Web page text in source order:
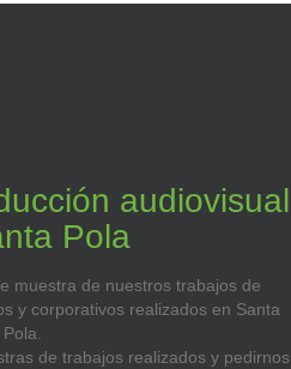
audiovisual
Pola
muestra de nuestros trabajos de
y corporativos realizados en Santa
Pola.
de trabajos realizados y pedirnos